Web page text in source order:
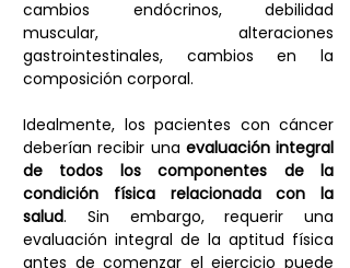
cambios endócrinos, debilidad
muscular, alteraciones
gastrointestinales, cambios en la
composición corporal.
Idealmente, los pacientes con cáncer
deberían recibir una evaluación integral
de todos los componentes de la
condición física relacionada con la
salud. Sin embargo, requerir una
evaluación integral de la aptitud física
antes de comenzar el ejercicio puede